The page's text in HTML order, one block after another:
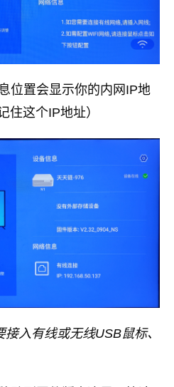
位置会显示你的内网IP地
住这个IP地址）
入有线或无线USB鼠标、